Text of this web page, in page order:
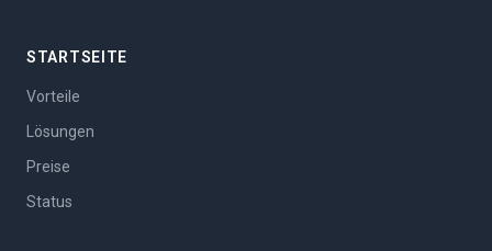
STARTSEITE
Vorteile
Lösungen
Preise
Status